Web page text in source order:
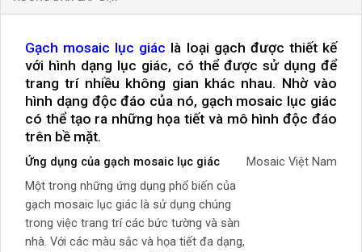
Gạch mosaic lục giác là loại gạch được thiết kế
với hình dạng lục giác, có thể được sử dụng để
trang trí nhiều không gian khác nhau. Nhờ vào
hình dạng độc đáo của nó, gạch mosaic lục giác
có thể tạo ra những họa tiết và mô hình độc đáo
trên bề mặt.
Ứng dụng của gạch mosaic lục giác
Một trong những ứng dụng phổ biến của
gạch mosaic lục giác là sử dụng chúng
trong việc trang trí các bức tường và sàn
nhà. Với các màu sắc và họa tiết đa dạng,
Mosaic Việt Nam